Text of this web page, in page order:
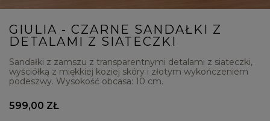
GIULIA - CZARNE SANDAŁKI Z
DETALAMI Z SIATECZKI
Sandałki z zamszu z transparentnymi detalami z siateczki,
wyściółką z miękkiej koziej skóry i złotym wykończeniem
podeszwy. Wysokość obcasa: 10 cm.
599,00 ZŁ